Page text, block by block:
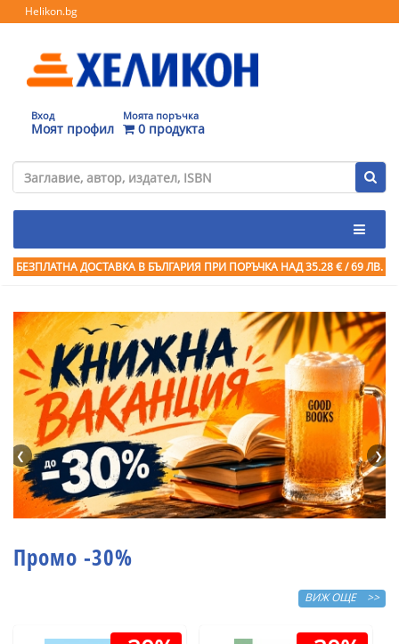
Helikon.bg
Вход
Моят профил
Моята поръчка
0 продукта
БЕЗПЛАТНА ДОСТАВКА В БЪЛГАРИЯ ПРИ ПОРЪЧКА НАД 35.28 € / 69 ЛВ.
❮ ❯
Промо -30%
ВИЖ ОЩЕ >>